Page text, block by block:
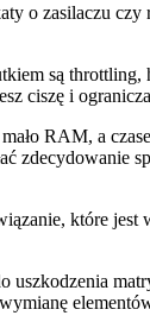
o zasilaczu
są throttling,
ciszę i
RAM, a
zdecydowanie
które jest